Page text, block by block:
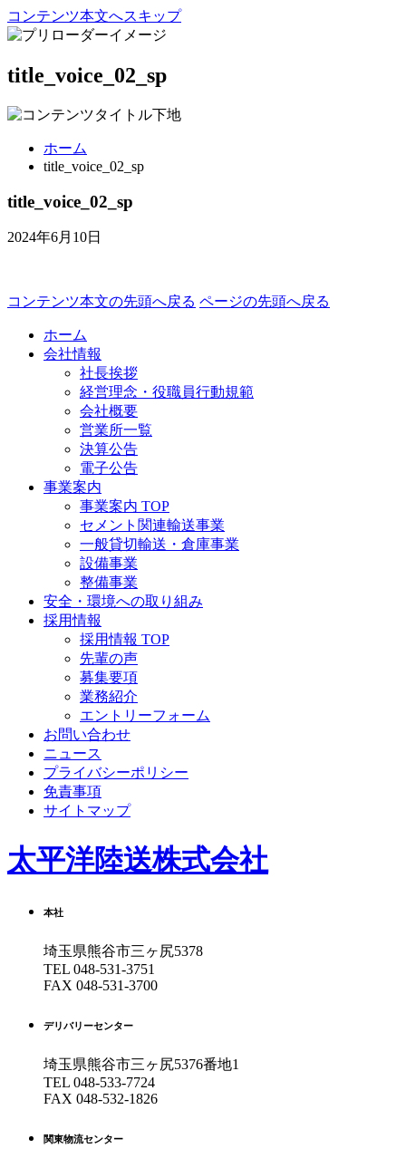
コンテンツ本文へスキップ
title_voice_02_sp
ホーム
title_voice_02_sp
title_voice_02_sp
2024年6月10日
コンテンツ本文の先頭へ戻る ページの先頭へ戻る
ホーム
会社情報
社長挨拶
経営理念・役職員行動規範
会社概要
営業所一覧
決算公告
電子公告
事業案内
事業案内 TOP
セメント関連輸送事業
一般貸切輸送・倉庫事業
設備事業
整備事業
安全・環境への取り組み
採用情報
採用情報 TOP
先輩の声
募集要項
業務紹介
エントリーフォーム
お問い合わせ
ニュース
プライバシーポリシー
免責事項
サイトマップ
太平洋陸送株式会社
本社
埼玉県熊谷市三ヶ尻5378
TEL 048-531-3751
FAX 048-531-3700
デリバリーセンター
埼玉県熊谷市三ヶ尻5376番地1
TEL 048-533-7724
FAX 048-532-1826
関東物流センター